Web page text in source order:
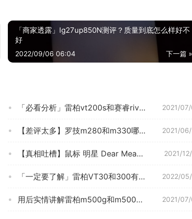
「商家透露」lg27up850N测评？质量到底怎么样好不
好
下一篇 »
2022/09/06 06:04
2021/
「必看分析」雷柏vt200s和赛睿rival310哪款更适合？评测质量好不好
2021/
【差评太多】罗技m280和m330哪个耐用？应该怎么样选择
2021/
【真相吐槽】鼠标 明星 Dear MeanXM10 质量怎么样？来看看图文评测！
2022/
「一定要了解」雷柏VT30和300有啥区别？哪个更合适
2021/
用后实情讲解雷柏m500g和m500区别有什么不同？哪个更合适